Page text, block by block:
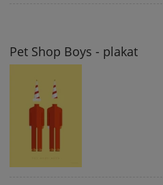
Pet Shop Boys - plakat